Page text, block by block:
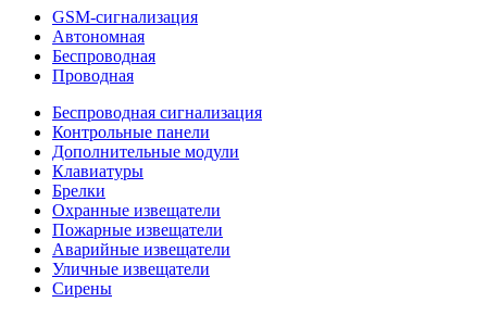
GSM-сигнализация
Автономная
Беспроводная
Проводная
Беспроводная сигнализация
Контрольные панели
Дополнительные модули
Клавиатуры
Брелки
Охранные извещатели
Пожарные извещатели
Аварийные извещатели
Уличные извещатели
Сирены